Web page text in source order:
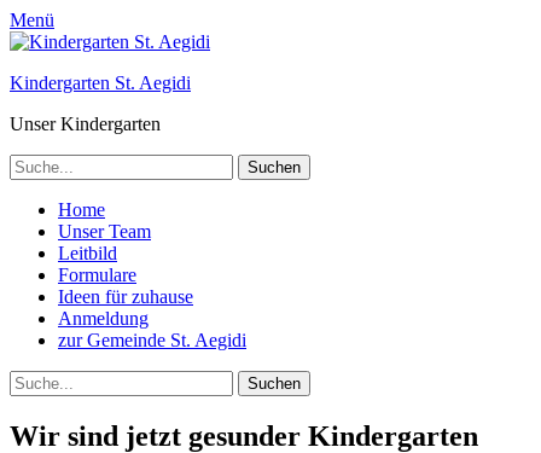
Menü
Kindergarten St. Aegidi
Unser Kindergarten
Suchen
nach:
Primäres
Menü
Zum
Inhalt
springen
Home
Unser Team
Leitbild
Formulare
Ideen für zuhause
Anmeldung
zur Gemeinde St. Aegidi
Suchen
Suchen
nach:
Wir sind jetzt gesunder Kindergarten